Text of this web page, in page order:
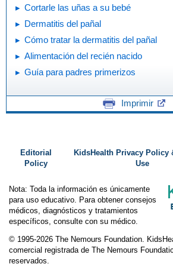
Cortarle las uñas a su bebé
Dermatitis del pañal
Cómo tratar la dermatitis del pañal
Alimentación del recién nacido
Guía para padres primerizos
Imprimir
Editorial
Policy
KidsHealth Privacy Policy
Use
Nota: Toda la información es únicamente
para uso educativo. Para obtener consejos
médicos, diagnósticos y tratamientos
específicos, consulte con su médico.
© 1995-2026 The Nemours Foundation.
comercial registrada de The Nemours
reservados.